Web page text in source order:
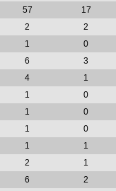
57
17
2
2
1
0
6
3
4
1
1
0
1
0
1
0
1
1
2
1
6
2